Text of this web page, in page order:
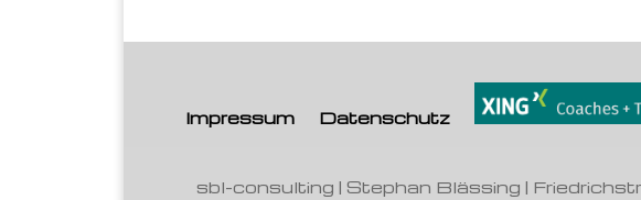
Impressum Datenschutz
sbl-consulting | Stephan Blässing |